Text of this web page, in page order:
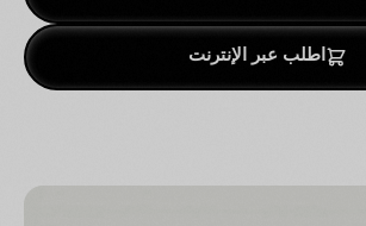
اطلب عبر الإنترنت